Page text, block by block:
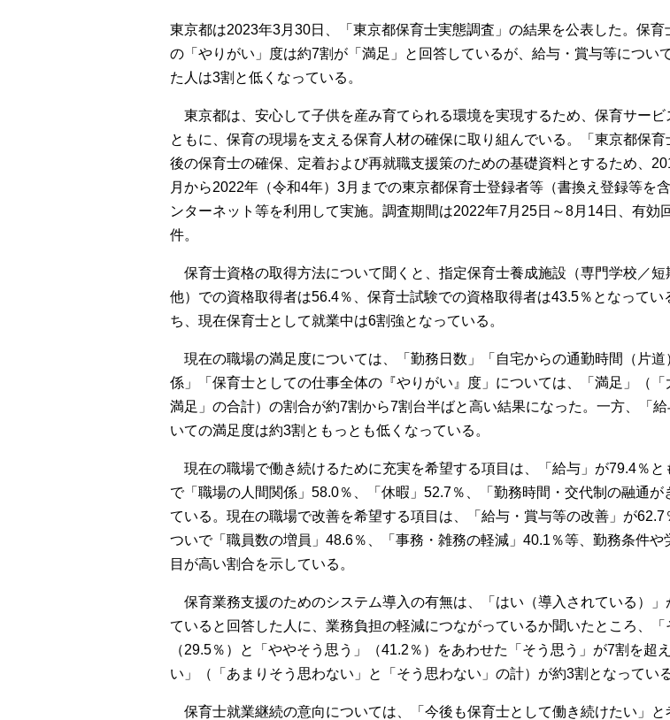
東京都は2023年3月30日、「東京都保育士実態調査」の結果を公表した。保育
の「やりがい」度は約7割が「満足」と回答しているが、給与・賞与等につい
た人は3割と低くなっている。
東京都は、安心して子供を産み育てられる環境を実現するため、保育サービ
ともに、保育の現場を支える保育人材の確保に取り組んでいる。「東京都保
後の保育士の確保、定着および再就職支援策のための基礎資料とするため、
月から2022年（令和4年）3月までの東京都保育士登録者等（書換え登録等を
ンターネット等を利用して実施。調査期間は2022年7月25日～8月14日、有効
件。
保育士資格の取得方法について聞くと、指定保育士養成施設（専門学校／短
他）での資格取得者は56.4％、保育士試験での資格取得者は43.5％となってい
ち、現在保育士として就業中は6割強となっている。
現在の職場の満足度については、「勤務日数」「自宅からの通勤時間（片道
係」「保育士としての仕事全体の『やりがい』度」については、「満足」（
満足」の合計）の割合が約7割から7割台半ばと高い結果になった。一方、「
いての満足度は約3割ともっとも低くなっている。
現在の職場で働き続けるために充実を希望する項目は、「給与」が79.4％と
で「職場の人間関係」58.0％、「休暇」52.7％、「勤務時間・交代制の融通が
ている。現在の職場で改善を希望する項目は、「給与・賞与等の改善」が62.7
ついで「職員数の増員」48.6％、「事務・雑務の軽減」40.1％等、勤務条件や
目が高い割合を示している。
保育業務支援のためのシステム導入の有無は、「はい（導入されている）」
ていると回答した人に、業務負担の軽減につながっているか聞いたところ、「
（29.5％）と「ややそう思う」（41.2％）をあわせた「そう思う」が7割を超
い」（「あまりそう思わない」と「そう思わない」の計）が約3割となっている
保育士就業継続の意向については、「今後も保育士として働き続けたい」と